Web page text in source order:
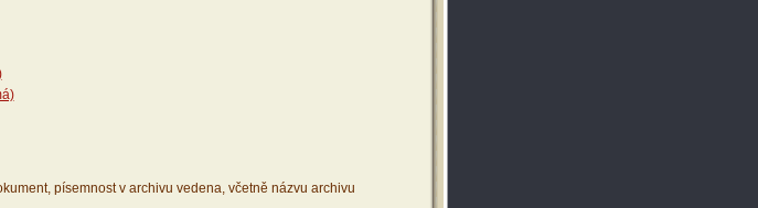
písemnost v archivu vedena, včetně názvu archivu